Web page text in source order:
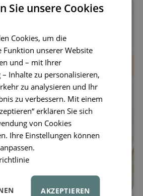
Sie unsere Cookies
Cookies, um die
Funktion unserer Website
und – mit Ihrer
Inhalte zu personalisieren,
zu analysieren und Ihr
zu verbessern. Mit einem
erklären Sie sich
von Cookies
Ihre Einstellungen können
AKZEPTIEREN